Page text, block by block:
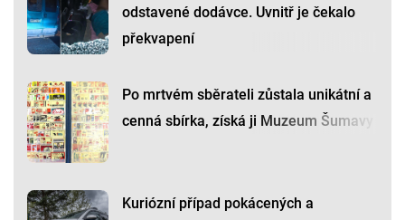
odstavené dodávce. Uvnitř je čekalo
překvapení
Po mrtvém sběrateli zůstala unikátní a
cenná sbírka, získá ji Muzeum Šumavy
Kuriózní případ pokácených a